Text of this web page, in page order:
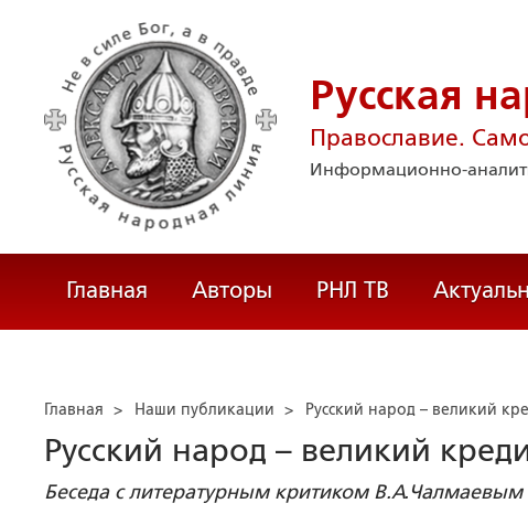
Русская
Православие.
Информационно-
Главная Авторы РНЛ ТВ
Главная > Наши публикации > Русский народ – великий
Русский народ – великий
Беседа с литературным критиком В.А.Чалмаевым